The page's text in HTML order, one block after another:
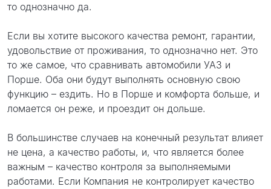
то однозначно да.
Если вы хотите высокого качества ремонт, гарантии,
удовольствие от проживания, то однозначно нет. Это
то же самое, что сравнивать автомобили УАЗ и
Порше. Оба они будут выполнять основную свою
функцию – ездить. Но в Порше и комфорта больше, и
ломается он реже, и проездит он дольше.
В большинстве случаев на конечный результат влияет
не цена, а качество работы, и, что является более
важным – качество контроля за выполняемыми
работами. Если Компания не контролирует качество